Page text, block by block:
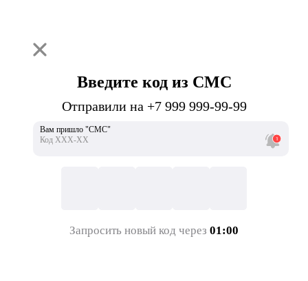
Введите код из СМС
Отправили на +7 999 999-99-99
Вам пришло "СМС"
Код ХХХ-ХХ
Запросить новый код через 01:00